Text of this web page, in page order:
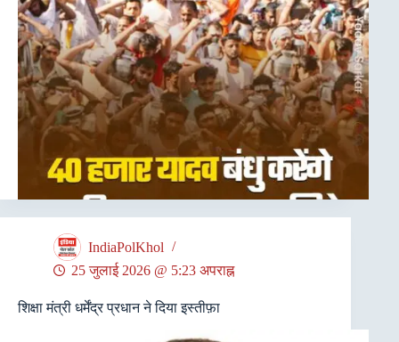
IndiaPolKhol
25 जुलाई 2026 @ 5:23 अपराह्न
शिक्षा मंत्री धर्मेंद्र प्रधान ने दिया इस्तीफ़ा